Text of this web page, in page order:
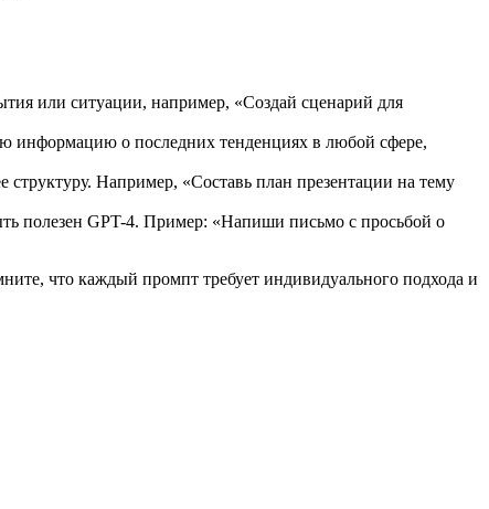
или ситуации, например, «Создай сценарий для
информацию о последних тенденциях в любой сфере,
Например, «Составь план презентации на тему
полезен GPT-4. Пример: «Напиши письмо с просьбой о
что каждый промпт требует индивидуального подхода и